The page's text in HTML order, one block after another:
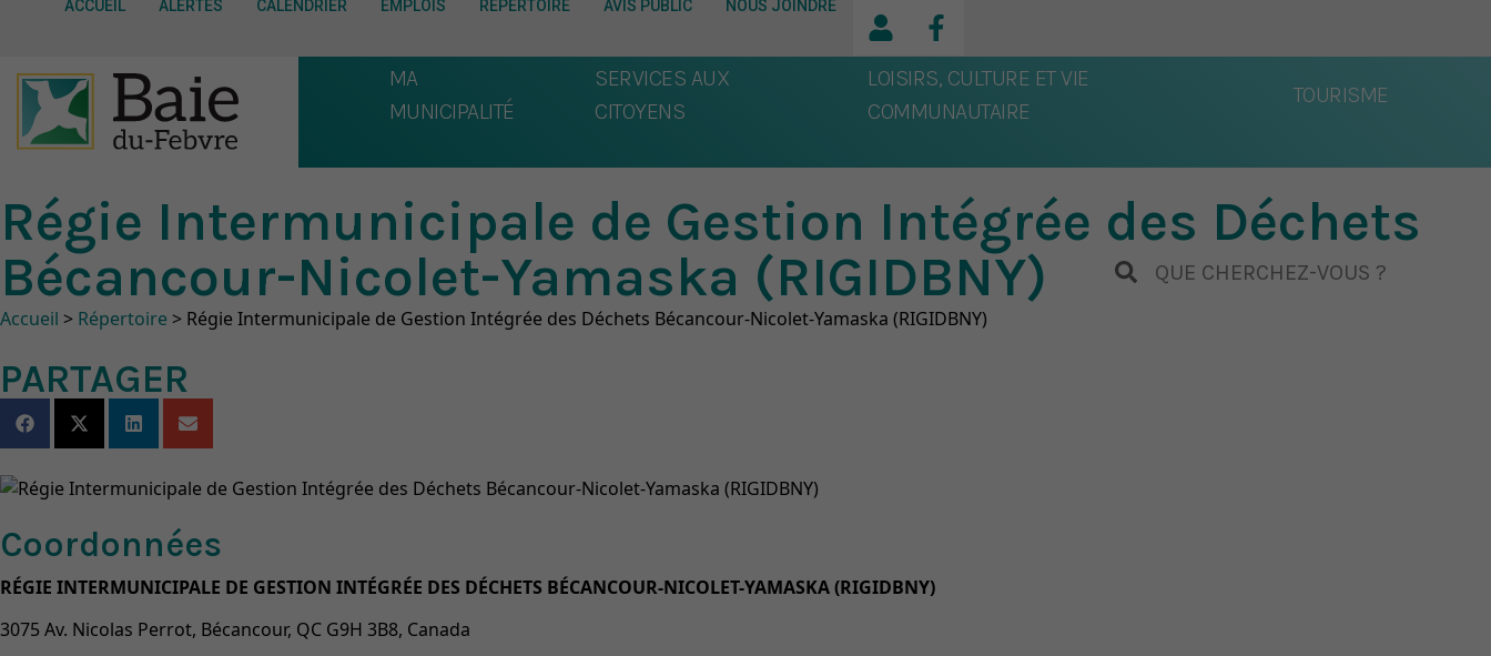
ACCUEIL ALERTES CALENDRIER EMPLOIS RÉPERTOIRE AVIS PUBLIC NOUS JOINDRE
MA
MUNICIPALITÉ
SERVICES AUX
CITOYENS
LOISIRS, CULTURE ET VIE
COMMUNAUTAIRE
TOURISME
Régie Intermunicipale de Gestion Intégrée des Déchets
Bécancour-Nicolet-Yamaska (RIGIDBNY)
Fil d'Ariane
Accueil > Répertoire > Régie Intermunicipale de Gestion Intégrée des Déchets Bécancour-Nicolet-Yamaska (RIGIDBNY)
PARTAGER
Coordonnées
RÉGIE INTERMUNICIPALE DE GESTION INTÉGRÉE DES DÉCHETS BÉCANCOUR-NICOLET-YAMASKA (RIGIDBNY)
3075 Av. Nicolas Perrot, Bécancour, QC G9H 3B8, Canada